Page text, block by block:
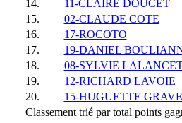
14.
11-CLAIRE DOUCET
15.
02-CLAUDE COTE
16.
17-ROCOTO
17.
19-DANIEL
18.
08-SYLVIE
19.
12-RICHARD LAVOIE
20.
15-HUGUETTE
Classement trié par total points